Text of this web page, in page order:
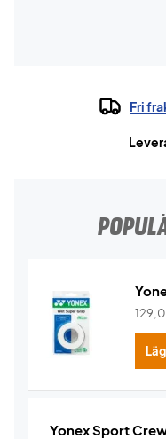
Fri
Yonex Sport